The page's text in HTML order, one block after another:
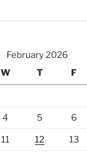
February 2026
W T F
4 5 6
11 12 13